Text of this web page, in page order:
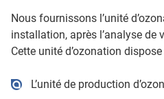
Nous fournissons l’unité
installation, après l’analyse de
Cette unité d’ozonation
L’unité de production